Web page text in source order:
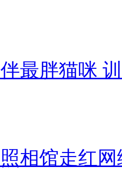
最胖猫咪
相馆走红网